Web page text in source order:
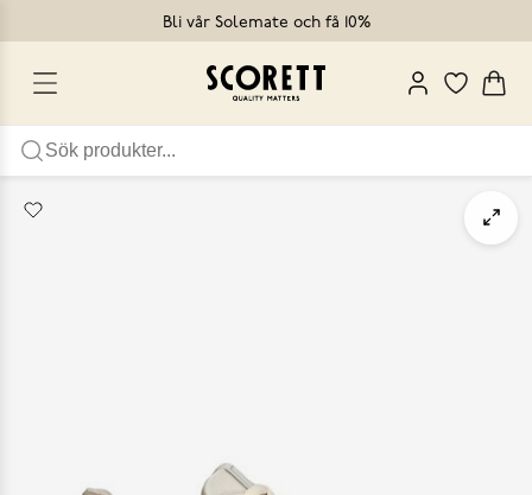
Bli vår Solemate och få 10%